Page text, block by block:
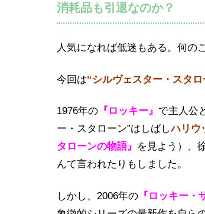
消耗品も引退なのか？
人気になれば低迷もある。何の
今回は“シルヴェスター・スタロ
1976年の 『ロッキー』 で主人公
ー・スタローン”はしばしハリウ
タローンの物語』 を見よう）、
んて言われたりもしました。
しかし、2006年の 『ロッキー・